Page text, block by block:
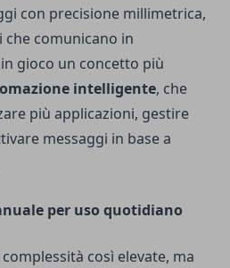
con precisione millimetrica,
comunicano in
gioco un concetto più
intelligente, che
più applicazioni, gestire
messaggi in base a
per uso quotidiano
così elevate, ma